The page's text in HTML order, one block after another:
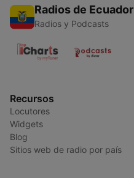
Radios de Ecuador
Radios y Podcasts
Recursos
Locutores
Widgets
Blog
Sitios web de radio por país